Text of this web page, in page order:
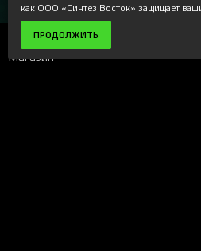
Магазин
как ООО «Синтез Восток» защищает
ПРОДОЛЖИТЬ